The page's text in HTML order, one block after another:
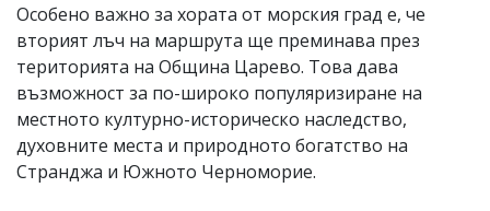
Особено важно за хората от морския град е, че
вторият лъч на маршрута ще преминава през
територията на Община Царево. Това дава
възможност за по-широко популяризиране на
местното културно-историческо наследство,
духовните места и природното богатство на
Странджа и Южното Черноморие.